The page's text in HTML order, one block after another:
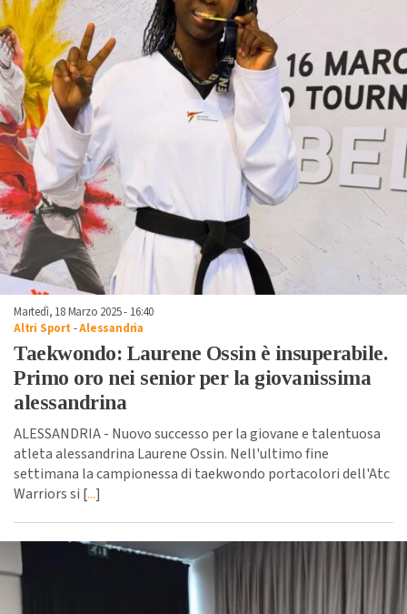
Martedì, 18 Marzo 2025 - 16:40
Altri Sport -Alessandria
Taekwondo: Laurene Ossin è insuperabile.
Primo oro nei senior per la giovanissima
alessandrina
ALESSANDRIA - Nuovo successo per la giovane e talentuosa
atleta alessandrina Laurene Ossin. Nell'ultimo fine
settimana la campionessa di taekwondo portacolori dell'Atc
Warriors si [...]